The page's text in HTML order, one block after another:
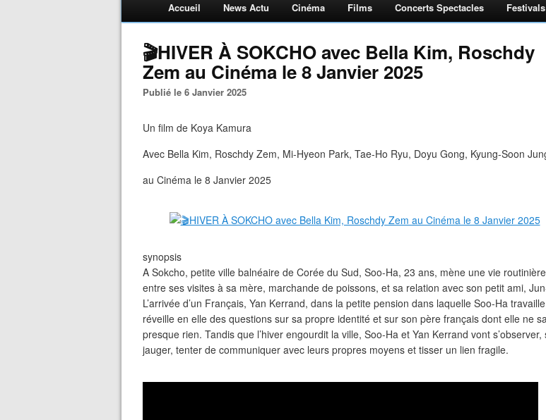
Accueil News Actu Cinéma Films Concerts Spectacles
🎬HIVER À SOKCHO avec Bella Kim, Roschdy
Zem au Cinéma le 8 Janvier 2025
Publié le 6 Janvier 2025
Un film de Koya Kamura
Avec Bella Kim, Roschdy Zem, Mi-Hyeon Park, Tae-Ho Ryu, Doyu Gong, Kyung-Soon
au Cinéma le 8 Janvier 2025
synopsis
A Sokcho, petite ville balnéaire de Corée du Sud, Soo-Ha, 23 ans, mène une vie
entre ses visites à sa mère, marchande de poissons, et sa relation avec son petit ami,
L’arrivée d’un Français, Yan Kerrand, dans la petite pension dans laquelle Soo-Ha
réveille en elle des questions sur sa propre identité et sur son père français dont elle ne
presque rien. Tandis que l’hiver engourdit la ville, Soo-Ha et Yan Kerrand vont s’observer,
jauger, tenter de communiquer avec leurs propres moyens et tisser un lien fragile.